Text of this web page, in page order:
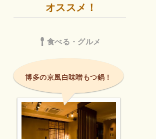
オススメ！
食べる・グルメ
博多の京風白味噌もつ鍋！